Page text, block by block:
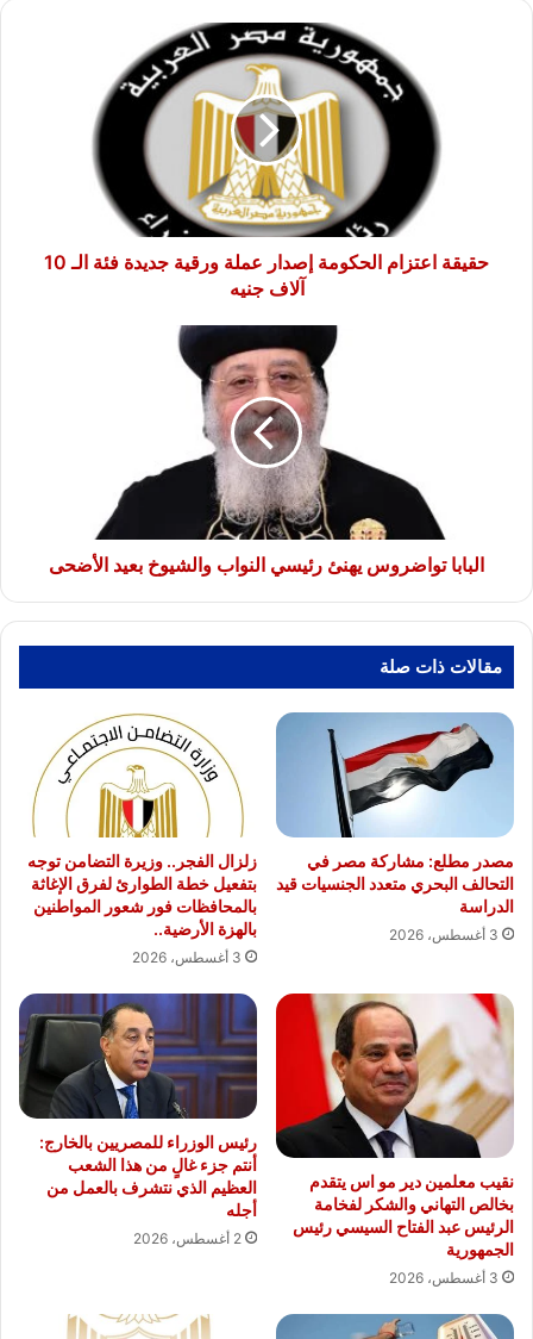
حقيقة اعتزام الحكومة إصدار عملة ورقية جديدة فئة الـ 10
آلاف جنيه
البابا تواضروس يهنئ رئيسي النواب والشيوخ بعيد الأضحى
مقالات ذات صلة
مصدر مطلع: مشاركة مصر في
التحالف البحري متعدد الجنسيات قيد
الدراسة
3 أغسطس، 2026
زلزال الفجر.. وزيرة التضامن توجه
بتفعيل خطة الطوارئ لفرق الإغاثة
بالمحافظات فور شعور المواطنين
بالهزة الأرضية..
3 أغسطس، 2026
نقيب معلمين دير مو اس يتقدم
بخالص التهاني والشكر لفخامة
الرئيس عبد الفتاح السيسي رئيس
الجمهورية
3 أغسطس، 2026
رئيس الوزراء للمصريين بالخارج:
أنتم جزء غالٍ من هذا الشعب
العظيم الذي نتشرف بالعمل من
أجله
2 أغسطس، 2026